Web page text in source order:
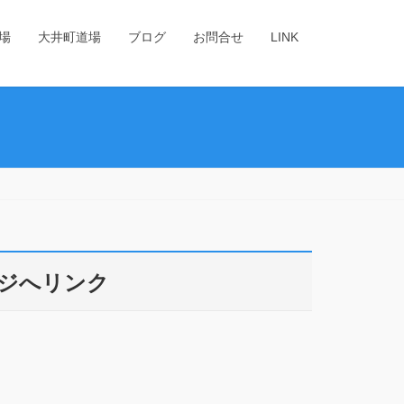
大井町道場 ブログ お問合せ LINK
へリンク